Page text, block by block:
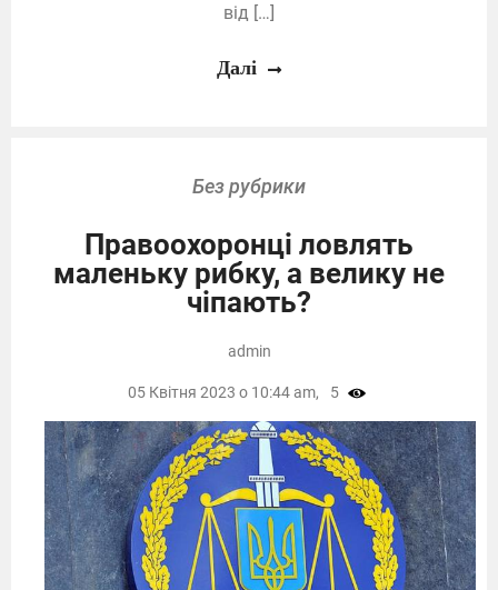
від […]
Далі
Без рубрики
Правоохоронці ловлять
маленьку рибку, а велику не
чіпають?
admin
05 Квітня 2023 о 10:44 am, 5